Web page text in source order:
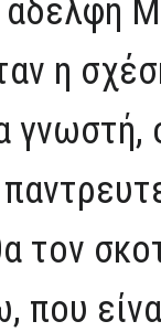
αδελφή
η
γνωστή,
τον
που